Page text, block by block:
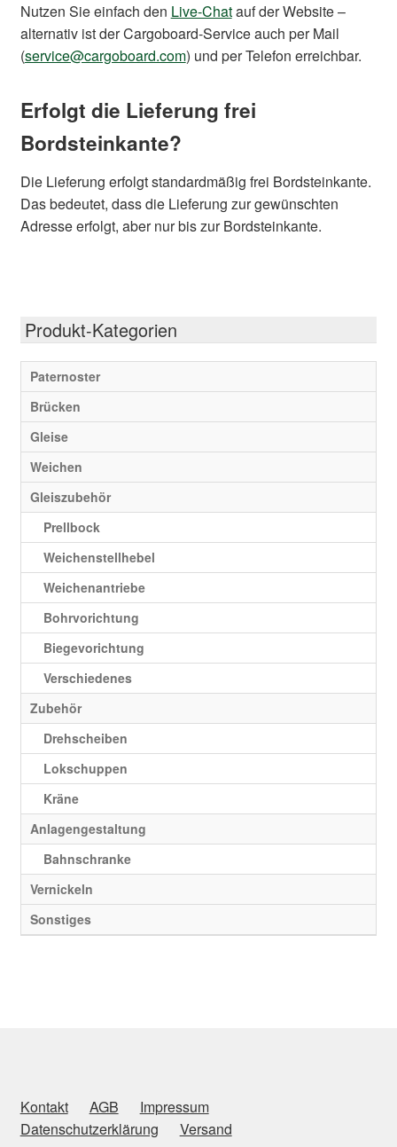
Nutzen Sie einfach den Live-Chatauf der Website –
alternativ ist der Cargoboard-Service auch per Mail
(service@cargoboard.com) und per Telefon erreichbar.
Erfolgt die Lieferung frei
Bordsteinkante?
Die Lieferung erfolgt standardmäßig frei Bordsteinkante.
Das bedeutet, dass die Lieferung zur gewünschten
Adresse erfolgt, aber nur bis zur Bordsteinkante.
Produkt-Kategorien
Paternoster
Brücken
Gleise
Weichen
Gleiszubehör
Prellbock
Weichenstellhebel
Weichenantriebe
Bohrvorichtung
Biegevorichtung
Verschiedenes
Zubehör
Drehscheiben
Lokschuppen
Kräne
Anlagengestaltung
Bahnschranke
Vernickeln
Sonstiges
Kontakt AGB
Impressum
Datenschutzerklärung
Versand